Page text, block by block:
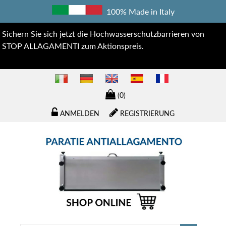
100% Made in Italy
Sichern Sie sich jetzt die Hochwasserschutzbarrieren von
STOP ALLAGAMENTI zum Aktionspreis.
(0)
REGISTRIERUNG
ANMELDEN